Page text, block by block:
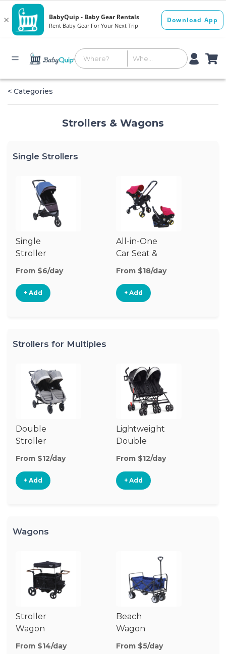
< Categories
Strollers & Wagons
Single Strollers
Single
Stroller
From $6/day
+ Add
All-in-One
Car Seat &
Stroller
From $18/day
+ Add
Strollers for Multiples
Double
Stroller
From $12/day
+ Add
Lightweight
Double
Stroller
From $12/day
+ Add
Wagons
Stroller
Wagon
From $14/day
Beach
Wagon
From $5/day